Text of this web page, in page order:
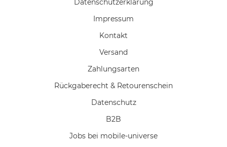
Daten­schutz­erklärung
Impressum
Kontakt
Versand
Zahlungsarten
Rückgaberecht & Retourenschein
Datenschutz
B2B
Jobs bei mobile-universe